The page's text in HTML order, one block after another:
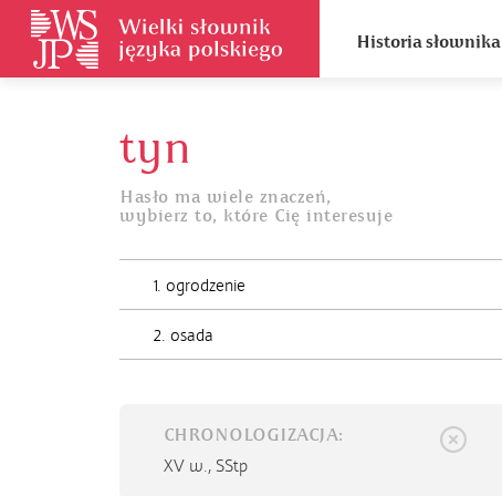
Historia słownika
tyn
Hasło ma wiele znaczeń,
wybierz to, które Cię interesuje
1. ogrodzenie
2. osada
CHRONOLOGIZACJA:
XV w., SStp